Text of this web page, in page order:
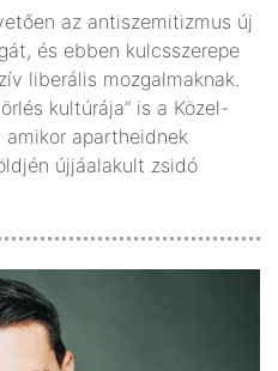
az antiszemitizmus új
és ebben kulcsszerepe
liberális mozgalmaknak.
kultúrája” is a Közel-
amikor apartheidnek
újjáalakult zsidó